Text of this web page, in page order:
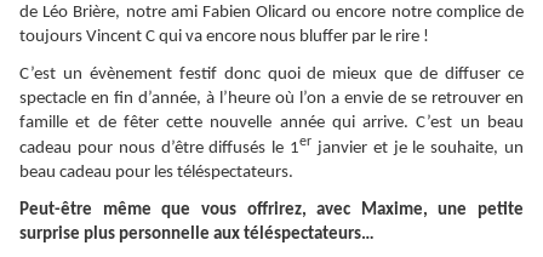
de Léo Brière, notre ami Fabien Olicard ou encore notre complice de
toujours Vincent C qui va encore nous bluffer par le rire !
C’est un évènement festif donc quoi de mieux que de diffuser ce
spectacle en fin d’année, à l’heure où l’on a envie de se retrouver en
famille et de fêter cette nouvelle année qui arrive. C’est un beau
cadeau pour nous d’être diffusés le 1er janvier et je le souhaite, un
beau cadeau pour les téléspectateurs.
Peut-être même que vous offrirez, avec Maxime, une petite
surprise plus personnelle aux téléspectateurs…